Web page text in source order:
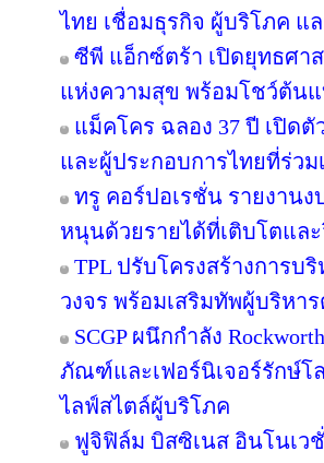
ไทย เชื่อมธุรกิจ ผู้บริโภค แ
ซีพี แอ็กซ์ตร้า เปิดยุทธศา
แห่งความสุข พร้อมโชว์ต้น
แม็คโคร ฉลอง 37 ปี เปิด
และผู้ประกอบการไทยที่ร่ว
ทรู คอร์ปอเรชั่น รายงานง
หนุนด้วยรายได้ที่เติบโตแล
TPL ปรับโครงสร้างการ
วงจร พร้อมเสริมทัพผู้บริหาร
SCGP ผนึกกำลัง
ภัณฑ์และเฟอร์นิเจอร์รักษ์โ
ไลฟ์สไตล์ผู้บริโภค
ฟูจิฟิล์ม บิสซิเนส อินโนเว